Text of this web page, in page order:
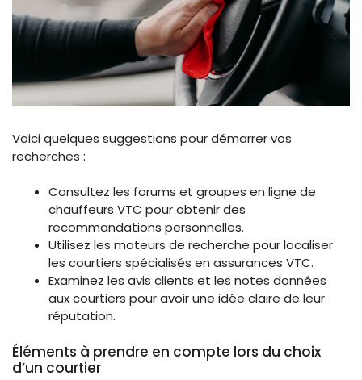
Voici quelques suggestions pour démarrer vos
recherches :
Consultez les forums et groupes en ligne de
chauffeurs VTC pour obtenir des
recommandations personnelles.
Utilisez les moteurs de recherche pour localiser
les courtiers spécialisés en assurances VTC.
Examinez les avis clients et les notes données
aux courtiers pour avoir une idée claire de leur
réputation.
Éléments à prendre en compte lors du choix
d’un courtier